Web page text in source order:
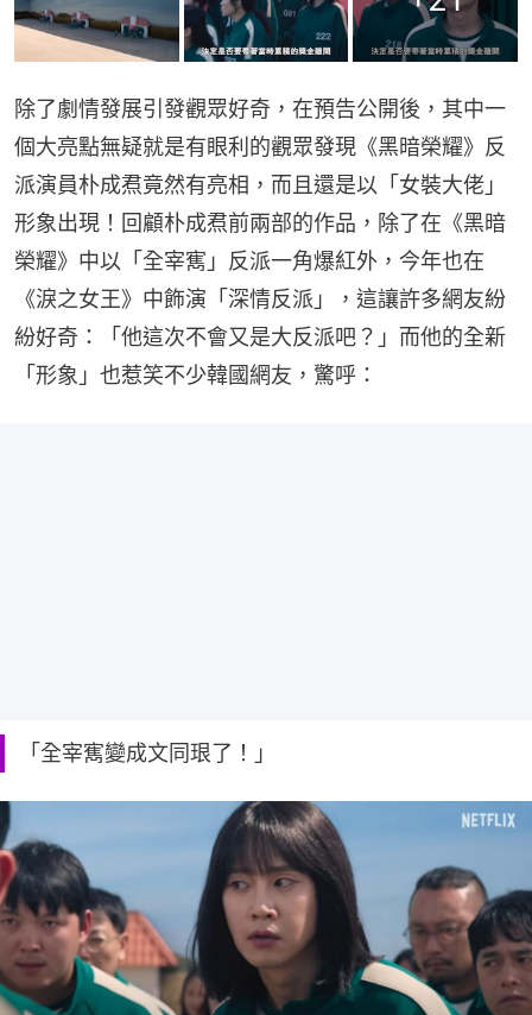
除了劇情發展引發觀眾好奇，在預告公開後，其中一
個大亮點無疑就是有眼利的觀眾發現《黑暗榮耀》反
派演員朴成焄竟然有亮相，而且還是以「女裝大佬」
形象出現！回顧朴成焄前兩部的作品，除了在《黑暗
榮耀》中以「全宰寯」反派一角爆紅外，今年也在
《淚之女王》中飾演「深情反派」，這讓許多網友紛
紛好奇：「他這次不會又是大反派吧？」而他的全新
「形象」也惹笑不少韓國網友，驚呼：
「全宰寯變成文同珢了！」